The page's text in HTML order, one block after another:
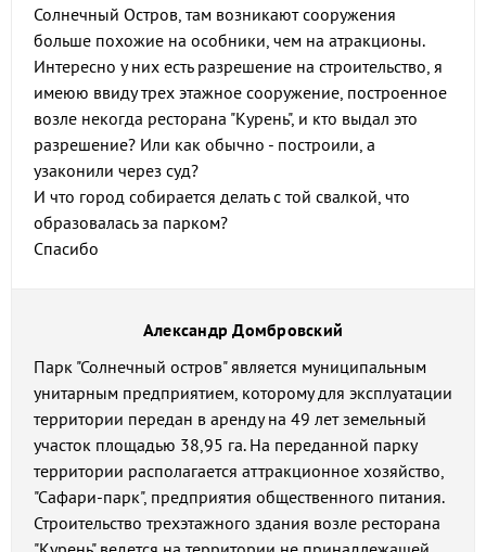
Солнечный Остров, там возникают сооружения
больше похожие на особники, чем на атракционы.
Интересно у них есть разрешение на строительство, я
имеюю ввиду трех этажное сооружение, построенное
возле некогда ресторана "Курень", и кто выдал это
разрешение? Или как обычно - построили, а
узаконили через суд?
И что город собирается делать с той свалкой, что
образовалась за парком?
Спасибо
Александр Домбровский
Парк "Солнечный остров" является муниципальным
унитарным предприятием, которому для эксплуатации
территории передан в аренду на 49 лет земельный
участок площадью 38,95 га. На переданной парку
территории располагается аттракционное хозяйство,
"Сафари-парк", предприятия общественного питания.
Строительство трехэтажного здания возле ресторана